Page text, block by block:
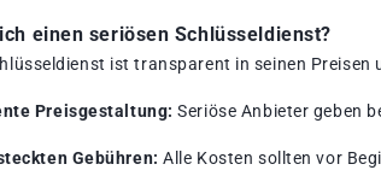
einen seriösen Schlüsseldienst?
ist transparent in seinen
Preisgestaltung: Seriöse Anbieter geben
Gebühren: Alle Kosten sollten vor